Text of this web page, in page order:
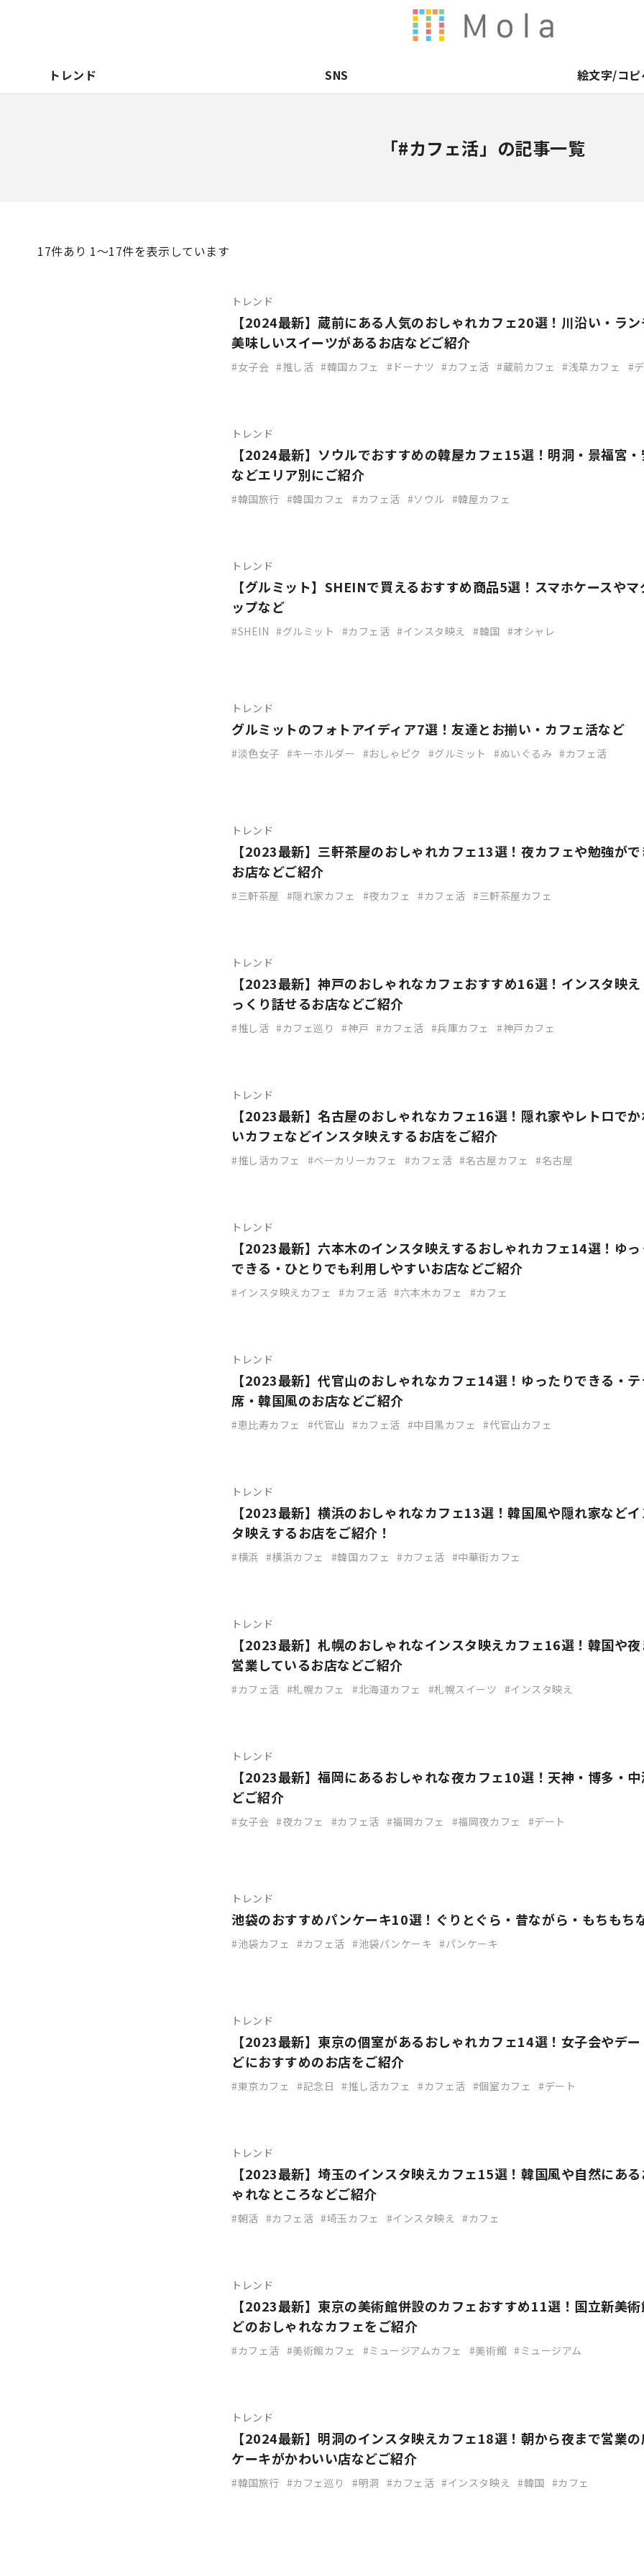
トレンド SNS 絵文字/コピ
「#カフェ活」の記事一覧
17件あり 1〜17件を表示しています
トレンド
【2024最新】蔵前にある人気のおしゃれカフェ20選！川沿い・ラン
美味しいスイーツがあるお店などご紹介
女子会 推し活 韓国カフェ ドーナツ カフェ活 蔵前カフェ 浅草カフェ
トレンド
【2024最新】ソウルでおすすめの韓屋カフェ15選！明洞・景福宮
などエリア別にご紹介
韓国旅行 韓国カフェ カフェ活 ソウル 韓屋カフェ
トレンド
【グルミット】SHEINで買えるおすすめ商品5選！スマホケースやマ
ップなど
SHEIN グルミット カフェ活 インスタ映え 韓国 オシャレ
トレンド
グルミットのフォトアイディア7選！友達とお揃い・カフェ活など
淡色女子 キーホルダー おしゃピク グルミット ぬいぐるみ カフェ活
トレンド
【2023最新】三軒茶屋のおしゃれカフェ13選！夜カフェや勉強がで
お店などご紹介
三軒茶屋 隠れ家カフェ 夜カフェ カフェ活 三軒茶屋カフェ
トレンド
【2023最新】神戸のおしゃれなカフェおすすめ16選！インスタ映え
っくり話せるお店などご紹介
推し活 カフェ巡り 神戸 カフェ活 兵庫カフェ 神戸カフェ
トレンド
【2023最新】名古屋のおしゃれなカフェ16選！隠れ家やレトロでか
いカフェなどインスタ映えするお店をご紹介
推し活カフェ ベーカリーカフェ カフェ活 名古屋カフェ 名古屋
トレンド
【2023最新】六本木のインスタ映えするおしゃれカフェ14選！ゆっ
できる・ひとりでも利用しやすいお店などご紹介
インスタ映えカフェ カフェ活 六本木カフェ カフェ
トレンド
【2023最新】代官山のおしゃれなカフェ14選！ゆったりできる・テ
席・韓国風のお店などご紹介
恵比寿カフェ 代官山 カフェ活 中目黒カフェ 代官山カフェ
トレンド
【2023最新】横浜のおしゃれなカフェ13選！韓国風や隠れ家などイ
タ映えするお店をご紹介！
横浜 横浜カフェ 韓国カフェ カフェ活 中華街カフェ
トレンド
【2023最新】札幌のおしゃれなインスタ映えカフェ16選！韓国や夜
営業しているお店などご紹介
カフェ活 札幌カフェ 北海道カフェ 札幌スイーツ インスタ映え
トレンド
【2023最新】福岡にあるおしゃれな夜カフェ10選！天神・博多・中
どご紹介
女子会 夜カフェ カフェ活 福岡カフェ 福岡夜カフェ デート
トレンド
池袋のおすすめパンケーキ10選！ぐりとぐら・昔ながら・もちもち
池袋カフェ カフェ活 池袋パンケーキ パンケーキ
トレンド
【2023最新】東京の個室があるおしゃれカフェ14選！女子会やデー
どにおすすめのお店をご紹介
東京カフェ 記念日 推し活カフェ カフェ活 個室カフェ デート
トレンド
【2023最新】埼玉のインスタ映えカフェ15選！韓国風や自然にある
ゃれなところなどご紹介
朝活 カフェ活 埼玉カフェ インスタ映え カフェ
トレンド
【2023最新】東京の美術館併設のカフェおすすめ11選！国立新美術
どのおしゃれなカフェをご紹介
カフェ活 美術館カフェ ミュージアムカフェ 美術館 ミュージアム
トレンド
【2024最新】明洞のインスタ映えカフェ18選！朝から夜まで営業の
ケーキがかわいい店などご紹介
韓国旅行 カフェ巡り 明洞 カフェ活 インスタ映え 韓国 カフェ